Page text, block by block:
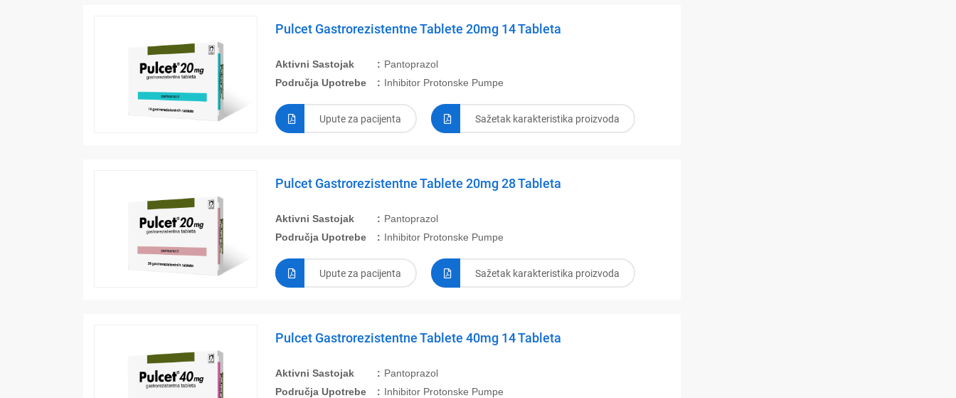
Pulcet Gastrorezistentne Tablete 20mg 14 Tableta
Aktivni Sastojak
Pantoprazol
Područja Upotrebe
Inhibitor Protonske Pumpe
Upute za pacijenta Sažetak karakteristika proizvoda
Pulcet Gastrorezistentne Tablete 20mg 28 Tableta
Aktivni Sastojak
Pantoprazol
Područja Upotrebe
Inhibitor Protonske Pumpe
Upute za pacijenta Sažetak karakteristika proizvoda
Pulcet Gastrorezistentne Tablete 40mg 14 Tableta
Aktivni Sastojak
Pantoprazol
Područja Upotrebe
Inhibitor Protonske Pumpe